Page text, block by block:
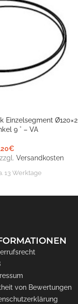
Einzelsegment Ø120×2
9 ° – VA
€
zzgl.Versandkosten
13 Werktage
von Bewertungen